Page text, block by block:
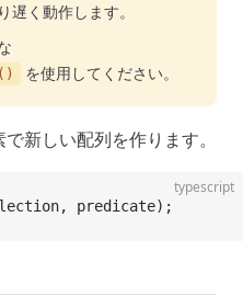
く動作します。
を使用してください。
新しい配列を作ります。
typescript
predicate);